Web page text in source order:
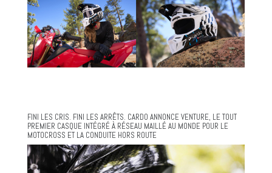
FINI LES CRIS. FINI LES ARRÊTS. CARDO ANNONCE VENTURE, LE TOUT
PREMIER CASQUE INTÉGRÉ À RÉSEAU MAILLÉ AU MONDE POUR LE
MOTOCROSS ET LA CONDUITE HORS ROUTE